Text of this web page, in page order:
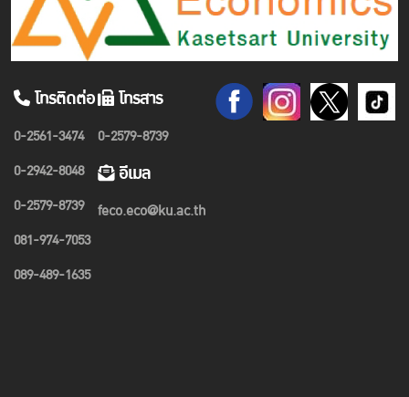
โทรติดต่อ
0-2561-3474
0-2942-8048
0-2579-8739
081-974-7053
089-489-1635
โทรสาร
0-2579-8739
อีเมล
feco.eco@ku.ac.th